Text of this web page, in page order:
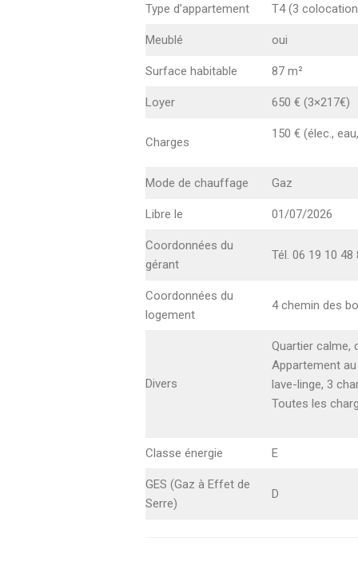
Type d’appartement T4 (3
Meublé oui
Surface habitable 87 m²
Loyer 650 € (3×217€)
Charges
150 € (élec.,
Mode de chauffage Gaz
Libre le 01/07/2026
Coordonnées du
gérant
Tél. 06 19 10 48
Coordonnées du
logement
4 chemin des
Divers
Quartier calme,
Appartement
lave-linge, 3
Toutes les
Classe énergie E
GES (Gaz à Effet de
Serre)
D